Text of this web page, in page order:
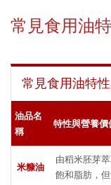
常見食用油
常見食用油特
油品名
稱
特性與營養價
米糠油
由稻米胚芽
飽和脂肪，